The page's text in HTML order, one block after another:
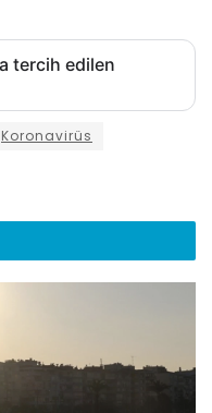
tercih edilen
Koronavirüs